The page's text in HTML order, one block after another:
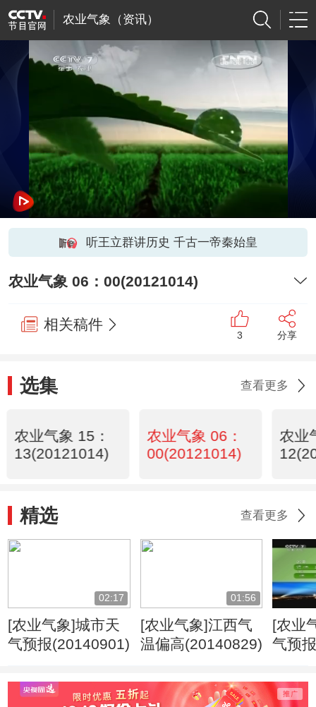
农业气象（资讯）
听王立群讲历史 千古一帝秦始皇
农业气象 06：00(20121014)
相关稿件
3 分享
选集 查看更多
农业气象 15：
13(20121014)
农业气象 06：
00(20121014)
农业
精选 查看更多
02:17
[农业气象]城市天
气预报(20140901)
01:56
[农业气象]江西气
温偏高(20140829)
[农业
气预